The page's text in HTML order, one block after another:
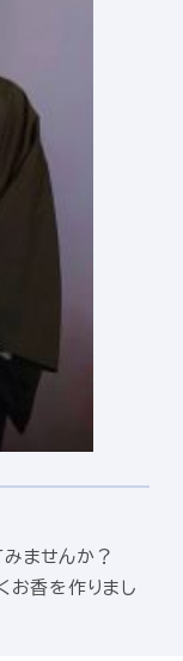
ませんか？
お香を作りまし